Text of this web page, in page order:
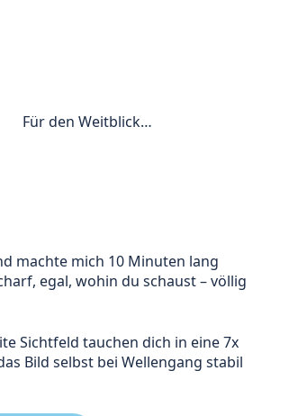
Für den Weitblick…
machte mich 10 Minuten lang
egal, wohin du schaust – völlig
Sichtfeld tauchen dich in eine 7x
Bild selbst bei Wellengang stabil